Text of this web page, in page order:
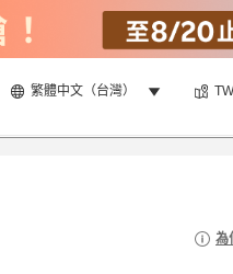
繁體中文（台灣）
為